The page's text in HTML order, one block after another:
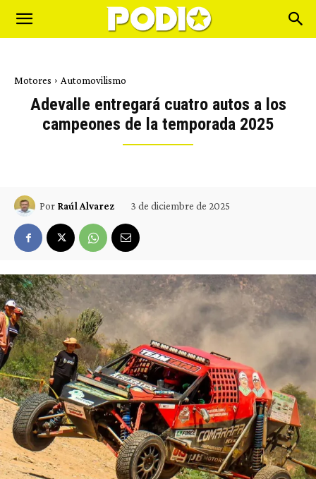
Motores Automovilismo
Adevalle entregará cuatro autos a los
campeones de la temporada 2025
Por Raúl Alvarez 3 de diciembre de 2025